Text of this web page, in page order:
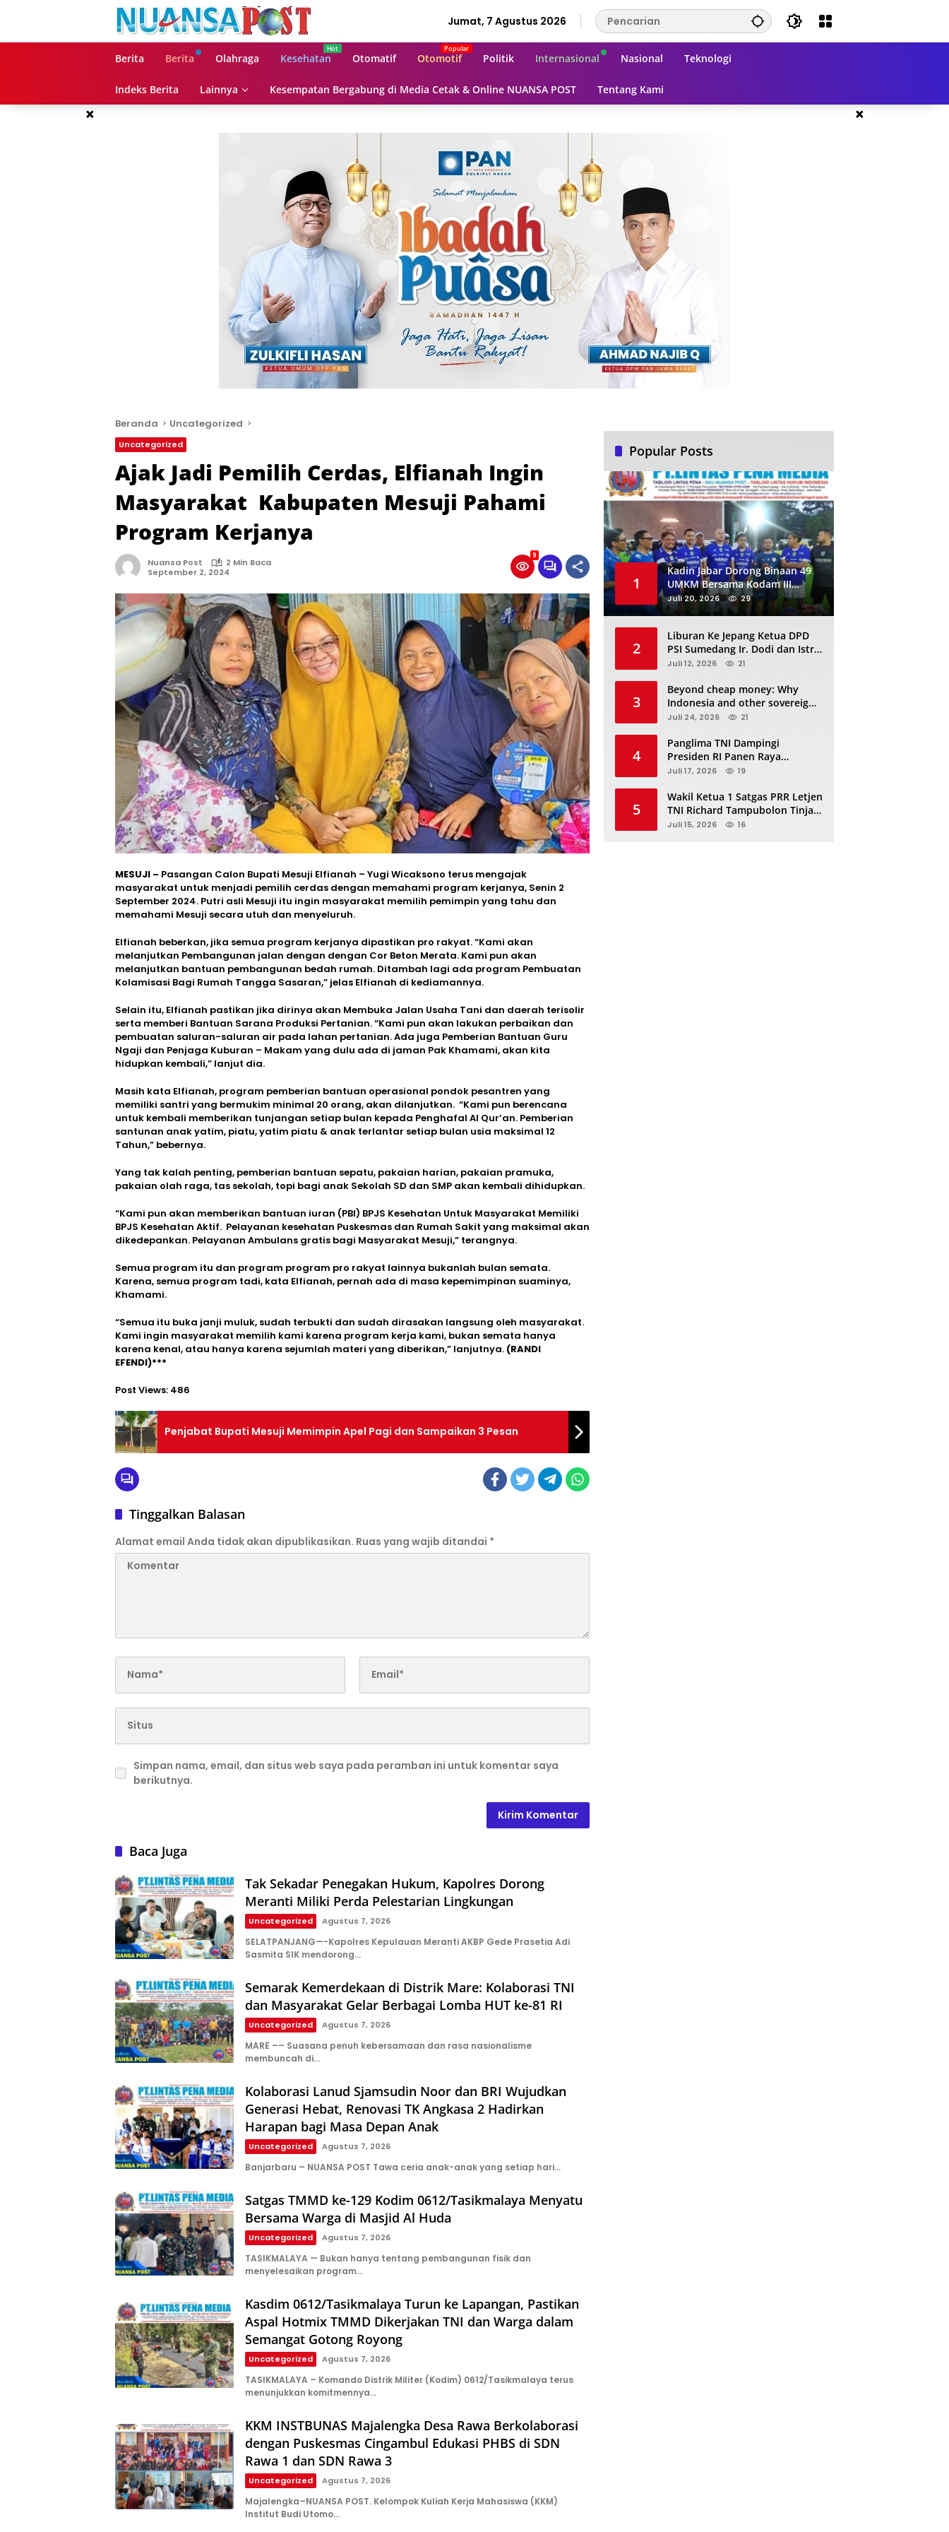
Jumat, 7 Agustus 2026
Berita Berita Olahraga Kesehatan Otomatif Otomotif Politik Internasional Nasional Teknologi
Indeks Berita Lainnya Kesempatan Bergabung di Media Cetak & Online NUANSA POST Tentang Kami
× ×
Beranda Uncategorized
Uncategorized
Ajak Jadi Pemilih Cerdas, Elfianah Ingin
Masyarakat Kabupaten Mesuji Pahami
Program Kerjanya
Nuansa Post
2 Min Baca
September 2, 2024
9
MESUJI – Pasangan Calon Bupati Mesuji Elfianah – Yugi Wicaksono terus mengajak
masyarakat untuk menjadi pemilih cerdas dengan memahami program kerjanya, Senin 2
September 2024. Putri asli Mesuji itu ingin masyarakat memilih pemimpin yang tahu dan
memahami Mesuji secara utuh dan menyeluruh.
Elfianah beberkan, jika semua program kerjanya dipastikan pro rakyat. “Kami akan
melanjutkan Pembangunan jalan dengan dengan Cor Beton Merata. Kami pun akan
melanjutkan bantuan pembangunan bedah rumah. Ditambah lagi ada program Pembuatan
Kolamisasi Bagi Rumah Tangga Sasaran,” jelas Elfianah di kediamannya.
Selain itu, Elfianah pastikan jika dirinya akan Membuka Jalan Usaha Tani dan daerah terisolir
serta memberi Bantuan Sarana Produksi Pertanian. “Kami pun akan lakukan perbaikan dan
pembuatan saluran-saluran air pada lahan pertanian. Ada juga Pemberian Bantuan Guru
Ngaji dan Penjaga Kuburan – Makam yang dulu ada di jaman Pak Khamami, akan kita
hidupkan kembali,” lanjut dia.
Masih kata Elfianah, program pemberian bantuan operasional pondok pesantren yang
memiliki santri yang bermukim minimal 20 orang, akan dilanjutkan. “Kami pun berencana
untuk kembali memberikan tunjangan setiap bulan kepada Penghafal Al Qur’an. Pemberian
santunan anak yatim, piatu, yatim piatu & anak terlantar setiap bulan usia maksimal 12
Tahun,” bebernya.
Yang tak kalah penting, pemberian bantuan sepatu, pakaian harian, pakaian pramuka,
pakaian olah raga, tas sekolah, topi bagi anak Sekolah SD dan SMP akan kembali dihidupkan.
“Kami pun akan memberikan bantuan iuran (PBI) BPJS Kesehatan Untuk Masyarakat Memiliki
BPJS Kesehatan Aktif. Pelayanan kesehatan Puskesmas dan Rumah Sakit yang maksimal akan
dikedepankan. Pelayanan Ambulans gratis bagi Masyarakat Mesuji,” terangnya.
Semua program itu dan program program pro rakyat lainnya bukanlah bulan semata.
Karena, semua program tadi, kata Elfianah, pernah ada di masa kepemimpinan suaminya,
Khamami.
“Semua itu buka janji muluk, sudah terbukti dan sudah dirasakan langsung oleh masyarakat.
Kami ingin masyarakat memilih kami karena program kerja kami, bukan semata hanya
karena kenal, atau hanya karena sejumlah materi yang diberikan,” lanjutnya. (RANDI
EFENDI)***
Post Views: 486
Penjabat Bupati Mesuji Memimpin Apel Pagi dan Sampaikan 3 Pesan
Tinggalkan Balasan
Alamat email Anda tidak akan dipublikasikan. Ruas yang wajib ditandai *
Simpan nama, email, dan situs web saya pada peramban ini untuk komentar saya
berikutnya.
Baca Juga
Tak Sekadar Penegakan Hukum, Kapolres Dorong
Meranti Miliki Perda Pelestarian Lingkungan
Uncategorized Agustus 7, 2026
SELATPANJANG—-Kapolres Kepulauan Meranti AKBP Gede Prasetia Adi
Sasmita SIK mendorong…
Semarak Kemerdekaan di Distrik Mare: Kolaborasi TNI
dan Masyarakat Gelar Berbagai Lomba HUT ke-81 RI
Uncategorized Agustus 7, 2026
​MARE –– Suasana penuh kebersamaan dan rasa nasionalisme
membuncah di…
Kolaborasi Lanud Sjamsudin Noor dan BRI Wujudkan
Generasi Hebat, Renovasi TK Angkasa 2 Hadirkan
Harapan bagi Masa Depan Anak
Uncategorized Agustus 7, 2026
Banjarbaru – NUANSA POST Tawa ceria anak-anak yang setiap hari…
Satgas TMMD ke-129 Kodim 0612/Tasikmalaya Menyatu
Bersama Warga di Masjid Al Huda
Uncategorized Agustus 7, 2026
TASIKMALAYA — Bukan hanya tentang pembangunan fisik dan
menyelesaikan program…
Kasdim 0612/Tasikmalaya Turun ke Lapangan, Pastikan
Aspal Hotmix TMMD Dikerjakan TNI dan Warga dalam
Semangat Gotong Royong
Uncategorized Agustus 7, 2026
TASIKMALAYA – Komando Distrik Militer (Kodim) 0612/Tasikmalaya terus
menunjukkan komitmennya…
KKM INSTBUNAS Majalengka Desa Rawa Berkolaborasi
dengan Puskesmas Cingambul Edukasi PHBS di SDN
Rawa 1 dan SDN Rawa 3
Uncategorized Agustus 7, 2026
Majalengka–NUANSA POST. Kelompok Kuliah Kerja Mahasiswa (KKM)
Institut Budi Utomo…
Popular Posts
1
Kadin Jabar Dorong Binaan 49
UMKM Bersama Kodam III
Siliwangi Sambil Nobar Final
Piala Dunia, Akan Ada Investor
Juli 20, 2026 29
2
Liburan Ke Jepang Ketua DPD
PSI Sumedang Ir. Dodi dan Istri
Kibarkan Bendera PSI “Jangan
Juli 12, 2026 21
3
Beyond cheap money: Why
Indonesia and other sovereigns
are turning to panda bonds
Juli 24, 2026 21
4
Panglima TNI Dampingi
Presiden RI Panen Raya
Terpadu TNI, Perkuat
Juli 17, 2026 19
5
Wakil Ketua 1 Satgas PRR Letjen
TNI Richard Tampubolon Tinjau
Padang Sidimpuan dan
Juli 15, 2026 16